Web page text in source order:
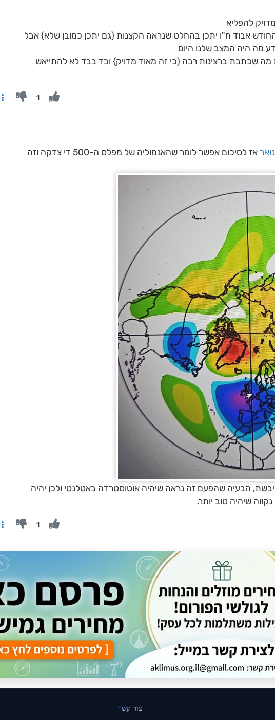
להפליא
אבוד ח"ו יתכן בהחלט שנראה הקצנות {גם יתכן כמובן שלא} אבל
מה היה המצב שלנו היום
שכתבת ברצינות רבה {כי זה מאוד מדויק} ובד בבד לא להתייאש
1
אז לסיכום אפשר לומר שהאנמוליה של מפלס ה-500 די צדקה וזה
הבעיה שהפעם זה נראה שיהיה אוטוסטרדה באטלנטי ולכן יהיה
שיהיה טוב יותר.
1
צור קשר